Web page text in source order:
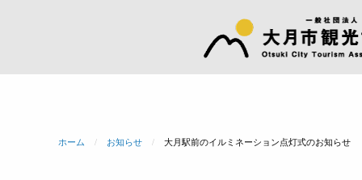
ホーム お知らせ 現在のページ:
大月駅前のイルミネーション点灯式のお知らせ